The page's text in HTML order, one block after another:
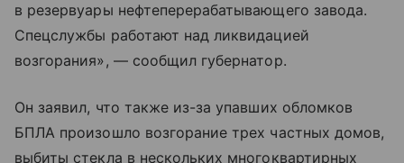
в резервуары нефтеперерабатывающего завода.
Спецслужбы работают над ликвидацией
возгорания», — сообщил губернатор.
Он заявил, что также из-за упавших обломков
БПЛА произошло возгорание трех частных домов,
выбиты стекла в нескольких многоквартирных